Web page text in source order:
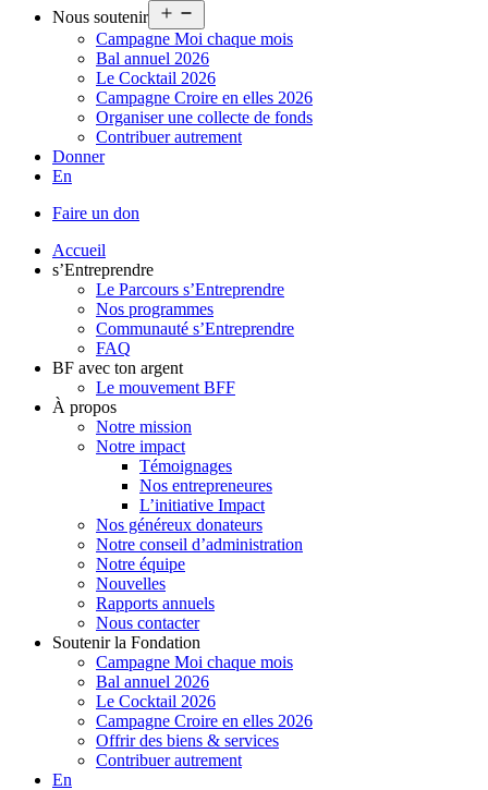
Nous soutenir
le
menu
Campagne Moi chaque mois
Bal annuel 2026
Le Cocktail 2026
Campagne Croire en elles 2026
Organiser une collecte de fonds
Contribuer autrement
Donner
En
Faire un don
Accueil
s’Entreprendre
Le Parcours s’Entreprendre
Nos programmes
Communauté s’Entreprendre
FAQ
BF avec ton argent
Le mouvement BFF
À propos
Notre mission
Notre impact
Témoignages
Nos entrepreneures
L’initiative Impact
Nos généreux donateurs
Notre conseil d’administration
Notre équipe
Nouvelles
Rapports annuels
Nous contacter
Soutenir la Fondation
Campagne Moi chaque mois
Bal annuel 2026
Le Cocktail 2026
Campagne Croire en elles 2026
Offrir des biens & services
Contribuer autrement
En